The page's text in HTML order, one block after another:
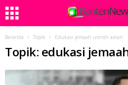
Beranda Topik Edukasi jemaah umrah aman
Topik: edukasi